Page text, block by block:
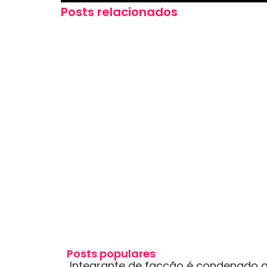
Posts relacionados
Posts populares